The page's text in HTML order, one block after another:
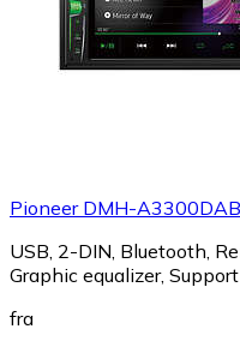
Pioneer DMH-A3300DAB
USB, 2-DIN, Bluetooth,
Graphic equalizer,
fra